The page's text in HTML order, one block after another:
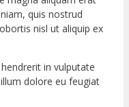
quis nostrud
nisl ut aliquip ex
in vulputate
dolore eu feugiat